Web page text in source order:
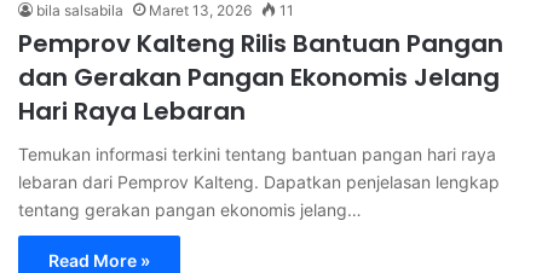
bila salsabila Maret 13, 2026 11
Pemprov Kalteng Rilis Bantuan Pangan
dan Gerakan Pangan Ekonomis Jelang
Hari Raya Lebaran
Temukan informasi terkini tentang bantuan pangan hari raya
lebaran dari Pemprov Kalteng. Dapatkan penjelasan lengkap
tentang gerakan pangan ekonomis jelang…
Read More »